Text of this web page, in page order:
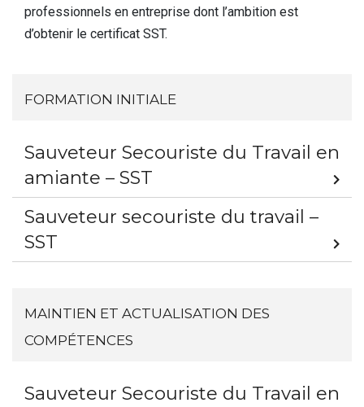
professionnels en entreprise dont l’ambition est
d’obtenir le certificat SST.
Formation initiale
Sauveteur Secouriste du Travail en
amiante – SST
Sauveteur secouriste du travail –
SST
Maintien et actualisation des
compétences
Sauveteur Secouriste du Travail en